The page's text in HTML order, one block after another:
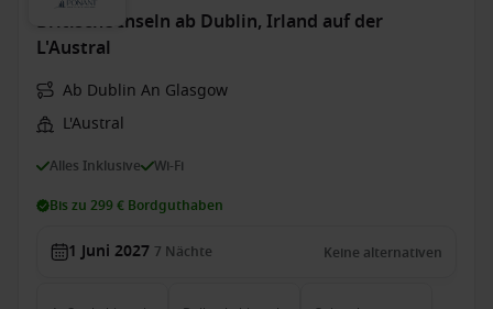
Britische Inseln ab Dublin, Irland auf der
L'Austral
Ab Dublin An Glasgow
L'Austral
Alles Inklusive Wi-Fi
Bis zu 299 € Bordguthaben
1 Juni 2027 7 Nächte Keine alternativen